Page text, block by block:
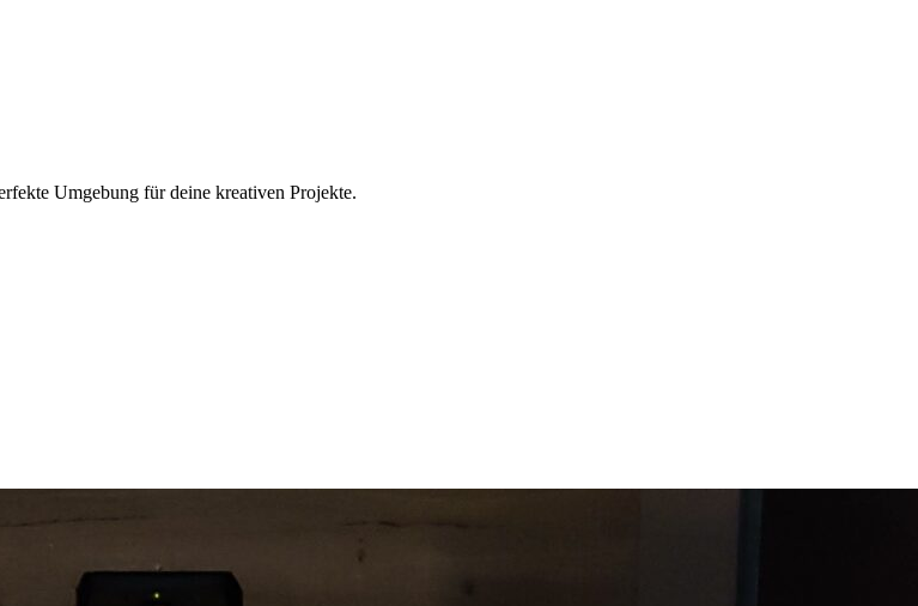
Umgebung für deine kreativen Projekte.